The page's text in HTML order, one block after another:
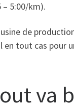
– 5:00/km).
de
en tout cas pour
va